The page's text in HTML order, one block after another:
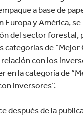
a base de
Europa y América,
del sector forestal,
categorías de “Mejor
relación con los
en la categoría de
inversores”.
después de la